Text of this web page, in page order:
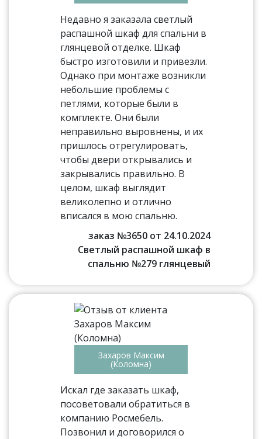
Недавно я заказала светлый
распашной шкаф для спальни в
глянцевой отделке. Шкаф
быстро изготовили и привезли.
Однако при монтаже возникли
небольшие проблемы с
петлями, которые были в
комплекте. Они были
неправильно выровнены, и их
пришлось отрегулировать,
чтобы двери открывались и
закрывались правильно. В
целом, шкаф выглядит
великолепно и отлично
вписался в мою спальню.
заказ №3650 от 24.10.2024
Светлый распашной шкаф в
спальню №279 глянцевый
Захаров Максим
(Коломна)
Искал где заказать шкаф,
посоветовали обратиться в
компанию Росмебель.
Позвонил и договорился о